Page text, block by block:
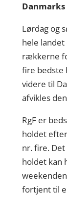
Lørdag og
hele
rækkerne
fire bedste
videre til
afvikles
RgF er
holdet
nr. fire.
holdet kan
fortjent til